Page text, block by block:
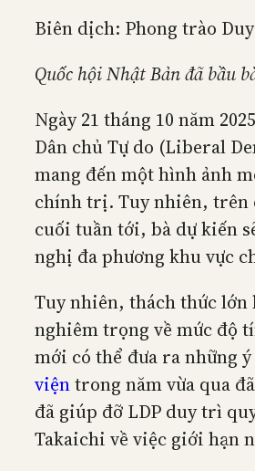
Biên dịch: Phong trào
Quốc hội Nhật Bản đã bầu
Ngày 21 tháng 10 năm
Dân chủ Tự do (Liberal
mang đến một hình ảnh
chính trị. Tuy nhiên, trên
cuối tuần tới, bà dự kiến
nghị đa phương khu vực
Tuy nhiên, thách thức lớn
nghiêm trọng về mức độ
mới có thể đưa ra những
việntrong năm vừa qua
đã giúp đỡ LDP duy trì
Takaichi về việc giới hạn